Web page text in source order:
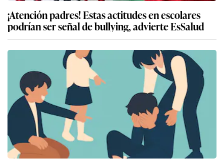
¡Atención padres! Estas actitudes en escolares
podrían ser señal de bullying, advierte EsSalud